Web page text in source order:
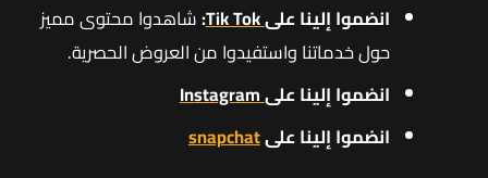
انضموا إلينا علىTik Tok
:شاهدوا محتوى مميز
حول خدماتنا واستفيدوا من العروض الحصرية.
انضموا إلينا علىInstagram
انضموا إلينا علىsnapchat